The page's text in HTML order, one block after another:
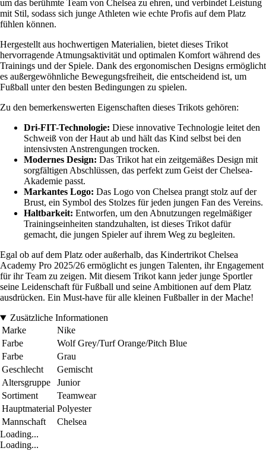
um das berühmte Team von Chelsea zu ehren, und verbindet Leistung
mit Stil, sodass sich junge Athleten wie echte Profis auf dem Platz
fühlen können.
Hergestellt aus hochwertigen Materialien, bietet dieses Trikot
hervorragende Atmungsaktivität und optimalen Komfort während des
Trainings und der Spiele. Dank des ergonomischen Designs ermöglicht
es außergewöhnliche Bewegungsfreiheit, die entscheidend ist, um
Fußball unter den besten Bedingungen zu spielen.
Zu den bemerkenswerten Eigenschaften dieses Trikots gehören:
Dri-FIT-Technologie: Diese innovative Technologie leitet den
Schweiß von der Haut ab und hält das Kind selbst bei den
intensivsten Anstrengungen trocken.
Modernes Design: Das Trikot hat ein zeitgemäßes Design mit
sorgfältigen Abschlüssen, das perfekt zum Geist der Chelsea-
Akademie passt.
Markantes Logo: Das Logo von Chelsea prangt stolz auf der
Brust, ein Symbol des Stolzes für jeden jungen Fan des Vereins.
Haltbarkeit: Entworfen, um den Abnutzungen regelmäßiger
Trainingseinheiten standzuhalten, ist dieses Trikot dafür
gemacht, die jungen Spieler auf ihrem Weg zu begleiten.
Egal ob auf dem Platz oder außerhalb, das Kindertrikot Chelsea
Academy Pro 2025/26 ermöglicht es jungen Talenten, ihr Engagement
für ihr Team zu zeigen. Mit diesem Trikot kann jeder junge Sportler
seine Leidenschaft für Fußball und seine Ambitionen auf dem Platz
ausdrücken. Ein Must-have für alle kleinen Fußballer in der Mache!
Zusätzliche Informationen
Marke
Nike
Farbe
Wolf Grey/Turf Orange/Pitch Blue
Farbe
Grau
Geschlecht
Gemischt
Altersgruppe
Junior
Sortiment
Teamwear
Hauptmaterial Polyester
Mannschaft
Chelsea
Loading...
Loading...